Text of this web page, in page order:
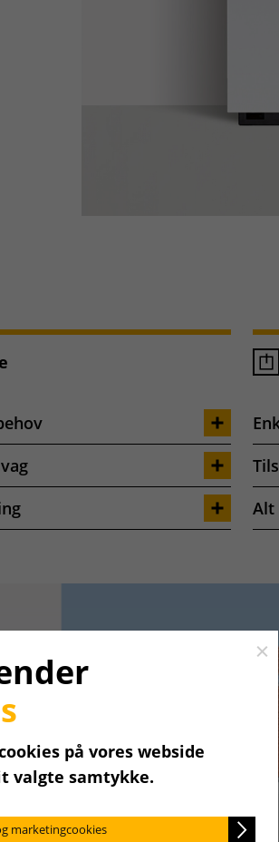
Alt
på vores webside
valgte samtykke.
marketingcookies